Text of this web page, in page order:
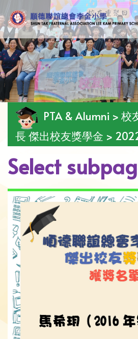
PTA & Alumni > 校
長 傑出校友獎學金 >
Select